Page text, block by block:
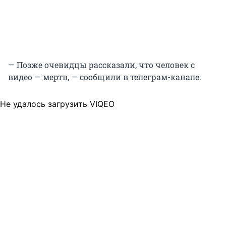
— Позже очевидцы рассказали, что человек с
видео — мертв, — сообщили в телеграм-канале.
Не удалось загрузить VIQEO